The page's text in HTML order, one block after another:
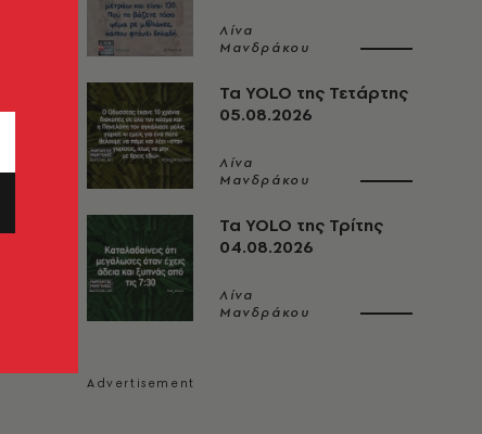
Λίνα
Μανδράκου
Τα YOLO της Τετάρτης
05.08.2026
Λίνα
Μανδράκου
Τα YOLO της Τρίτης
04.08.2026
Λίνα
Μανδράκου